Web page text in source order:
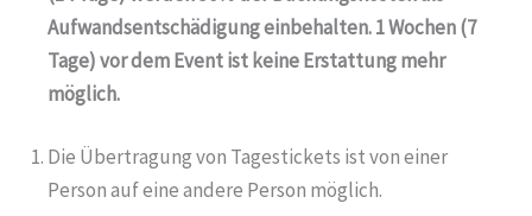
Aufwandsentschädigung einbehalten. 1 Wochen (7
Tage) vor dem Event ist keine Erstattung mehr
möglich.
Die Übertragung von Tagestickets ist von einer
Person auf eine andere Person möglich.